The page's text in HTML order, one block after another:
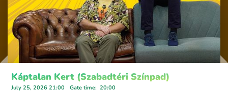
Káptalan Kert (Szabadtéri Színpad)
July 25, 2026 21:00 Gate time: 20:00